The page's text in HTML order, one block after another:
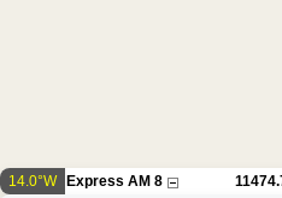
14.0°W Express AM 8